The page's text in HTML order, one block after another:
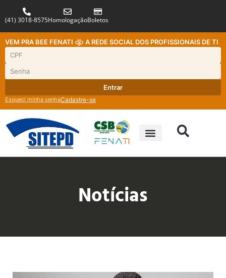
(41) 3018-8575HomologaçãoBoletos
VEM PRA BEE FENATI A REDE SOCIAL DOS PROFISSIONAIS DE TI
Entrar
Esqueci minha senhaCadastre-se
Notícias